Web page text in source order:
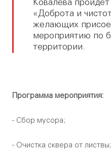
Ковалева
«Доброта и
желающих
мероприятию по
территории.
Программа мероприятия:
- Сбор мусора;
- Очистка сквера от